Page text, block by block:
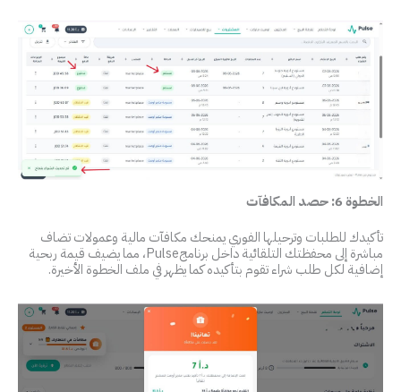
الخطوة 6: حصد المكافآت
تأكيدك للطلبات وترحيلها الفوري يمنحك مكافآت مالية وعمولات تضاف
مباشرة إلى محفظتك التلقائية داخل برنامجPulse، مما يضيف قيمة ربحية
إضافية لكل طلب شراء تقوم بتأكيده كما يظهر في ملف الخطوة الأخيرة.